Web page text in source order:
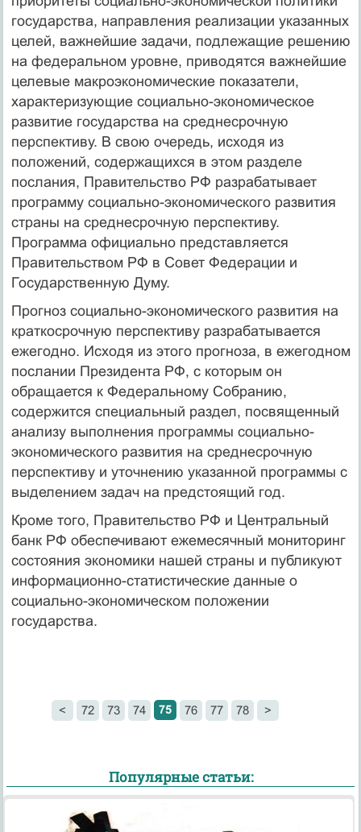
государства, направления реализации указанных
целей, важнейшие задачи, подлежащие решению
на федеральном уровне, приводятся важнейшие
целевые макроэкономические показатели,
характеризующие социально-экономическое
развитие государства на среднесрочную
перспективу. В свою очередь, исходя из
положений, содержащихся в этом разделе
послания, Правительство РФ разрабатывает
программу социально-экономического развития
страны на среднесрочную перспективу.
Программа официально представляется
Правительством РФ в Совет Федерации и
Государственную Думу.
Прогноз социально-экономического развития на
краткосрочную перспективу разрабатывается
ежегодно. Исходя из этого прогноза, в ежегодном
послании Президента РФ, с которым он
обращается к Федеральному Собранию,
содержится специальный раздел, посвященный
анализу выполнения программы социально-
экономического развития на среднесрочную
перспективу и уточнению указанной программы с
выделением задач на предстоящий год.
Кроме того, Правительство РФ и Центральный
банк РФ обеспечивают ежемесячный мониторинг
состояния экономики нашей страны и публикуют
информационно-статистические данные о
социально-экономическом положении
государства.
< 72 73 74 75 76 77 78 >
Популярные статьи: